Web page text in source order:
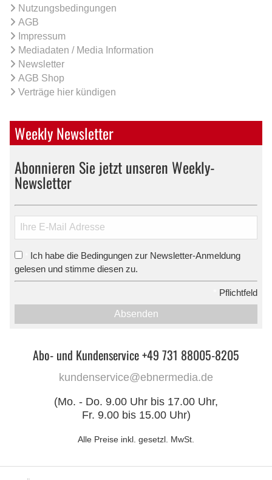
Nutzungsbedingungen
AGB
Impressum
Mediadaten / Media Information
Newsletter
AGB Shop
Verträge hier kündigen
Weekly Newsletter
Abonnieren Sie jetzt unseren Weekly-
Newsletter
Ich habe die Bedingungen zur Newsletter-Anmeldung
gelesen und stimme diesen zu.
Pflichtfeld
Absenden
Abo- und Kundenservice +49 731 88005-8205
kundenservice@ebnermedia.de
(Mo. - Do. 9.00 Uhr bis 17.00 Uhr,
Fr. 9.00 bis 15.00 Uhr)
Alle Preise inkl. gesetzl. MwSt.